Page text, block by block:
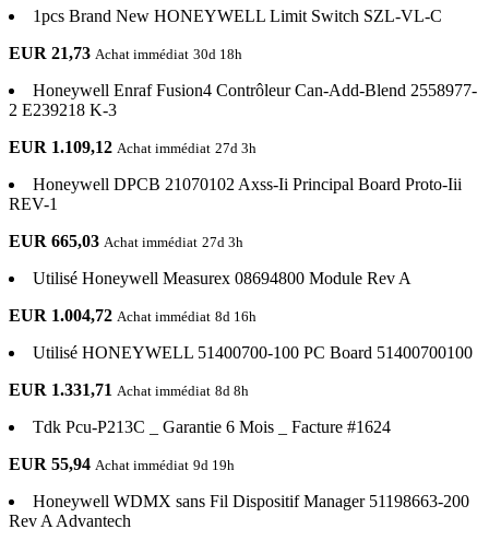
1pcs Brand New HONEYWELL Limit Switch SZL-VL-C
EUR 21,73 Achat immédiat 30d 18h
Honeywell Enraf Fusion4 Contrôleur Can-Add-Blend 2558977-
2 E239218 K-3
EUR 1.109,12 Achat immédiat 27d 3h
Honeywell DPCB 21070102 Axss-Ii Principal Board Proto-Iii
REV-1
EUR 665,03 Achat immédiat 27d 3h
Utilisé Honeywell Measurex 08694800 Module Rev A
EUR 1.004,72 Achat immédiat 8d 16h
Utilisé HONEYWELL 51400700-100 PC Board 51400700100
EUR 1.331,71 Achat immédiat 8d 8h
Tdk Pcu-P213C _ Garantie 6 Mois _ Facture #1624
EUR 55,94 Achat immédiat 9d 19h
Honeywell WDMX sans Fil Dispositif Manager 51198663-200
Rev A Advantech